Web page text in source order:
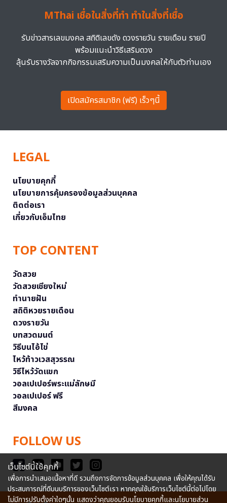
MThai เชื่อในสิ่งที่ทำ ทำในสิ่งที่เชื่อ
รับข่าวสารเลขมงคล สถิติเลขดัง ดวงรายวัน รายเดือน รายปี
พร้อมแนะนำวิธีเสริมดวง
ลุ้นรับรางวัลจากกิจกรรมเสริมความเป็นมงคลให้กับตัวท่านเอง
เปิดสมัครสมาชิก (ฟรี) เร็วๆนี้
LEGAL
นโยบายคุกกี้
นโยบายการคุ้มครองข้อมูลส่วนบุคคล
ติดต่อเรา
เกี่ยวกับเอ็มไทย
TOP CONTENT
วัดสวย
วัดสวยเชียงใหม่
ทำนายฝัน
สถิติหวยรายเดือน
ดวงรายวัน
บทสวดมนต์
วิธีบนไอ้ไข่
ไหว้ท้าวเวสสุวรรณ
วิธีไหว้วัดแขก
วอลเปเปอร์พระแม่ลักษมี
วอลเปเปอร์ ฟรี
สีมงคล
FOLLOW US
เว็บไซต์นี้ใช้คุกกี้
เพื่อการนำเสนอเนื้อหาที่ดี รวมถึงการจัดการข้อมูลส่วนบุคคล เพื่อให้คุณได้รับ
ประสบการณ์ที่ดีบนบริการของเว็บไซต์เรา หากคุณใช้บริการเว็บไซต์นี้ต่อไปโดย
ไม่มีการปรับตั้งค่าใดๆนั้น แสดงว่าคุณยอมรับนโยบายคุกกี้และนโยบายส่วน